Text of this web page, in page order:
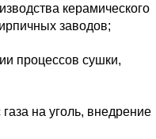
керамического
заводов;
процессов сушки,
на уголь, внедрение